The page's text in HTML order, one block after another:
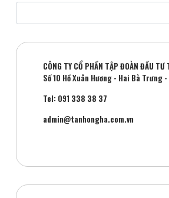
CÔNG TY CỔ PHẦN TẬP ĐOÀN ĐẦU TƯ
Số 10 Hồ Xuân Hương - Hai Bà Trưng -
Tel: 091 338 38 37
admin@tanhongha.com.vn